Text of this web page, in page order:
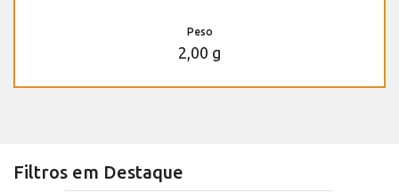
Peso
2,00 g
Filtros em Destaque